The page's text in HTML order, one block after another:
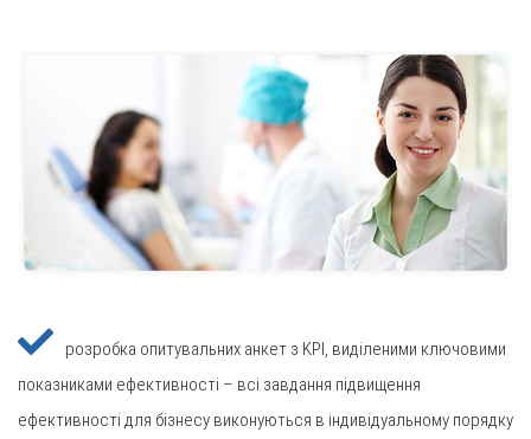
розробка опитувальних анкет з KPI, виділеними ключовими
показниками ефективності – всі завдання підвищення
ефективності для бізнесу виконуються в індивідуальному порядку